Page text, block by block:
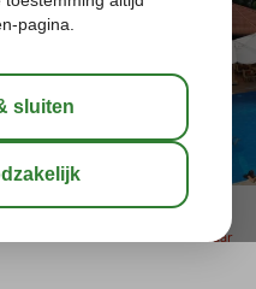
bewaar